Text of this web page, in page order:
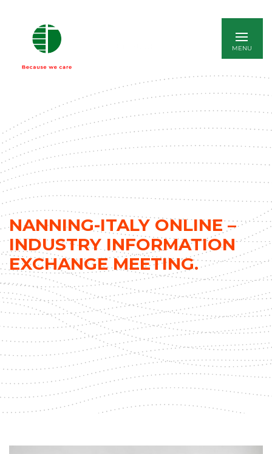
NANNING-ITALY ONLINE –
INDUSTRY INFORMATION
EXCHANGE MEETING.